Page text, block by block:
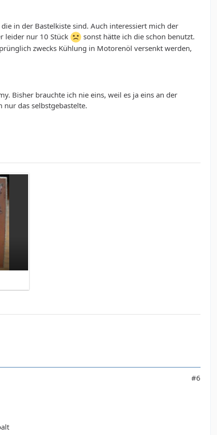
in der Bastelkiste sind. Auch interessiert mich der
leider nur 10 Stück
sonst hätte ich die schon benutzt.
zwecks Kühlung in Motorenöl versenkt werden,
Bisher brauchte ich nie eins, weil es ja eins an der
das selbstgebastelte.
#6